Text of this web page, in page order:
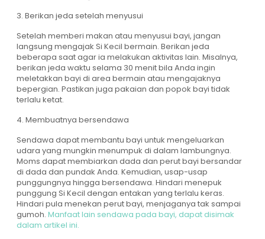
3. Berikan jeda setelah menyusui
Setelah memberi makan atau menyusui bayi, jangan
langsung mengajak Si Kecil bermain. Berikan jeda
beberapa saat agar ia melakukan aktivitas lain. Misalnya,
berikan jeda waktu selama 30 menit bila Anda ingin
meletakkan bayi di area bermain atau mengajaknya
bepergian. Pastikan juga pakaian dan popok bayi tidak
terlalu ketat.
4. Membuatnya bersendawa
Sendawa dapat membantu bayi untuk mengeluarkan
udara yang mungkin menumpuk di dalam lambungnya.
Moms dapat membiarkan dada dan perut bayi bersandar
di dada dan pundak Anda. Kemudian, usap-usap
punggungnya hingga bersendawa. Hindari menepuk
punggung Si Kecil dengan entakan yang terlalu keras.
Hindari pula menekan perut bayi, menjaganya tak sampai
gumoh. Manfaat lain sendawa pada bayi, dapat disimak
dalam artikel ini.